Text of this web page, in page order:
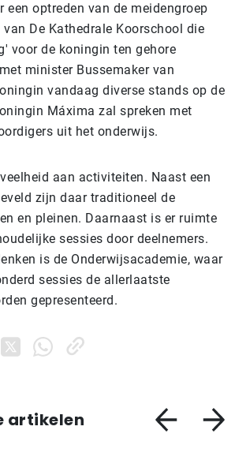
een optreden van de meidengroep
De Kathedrale Koorschool die
voor de koningin ten gehore
minister Bussemaker van
vandaag diverse stands op de
Máxima zal spreken met
uit het onderwijs.
aan activiteiten. Naast een
zijn daar traditioneel de
en pleinen. Daarnaast is er ruimte
sessies door deelnemers.
is de Onderwijsacademie, waar
sessies de allerlaatste
gepresenteerd.
artikelen